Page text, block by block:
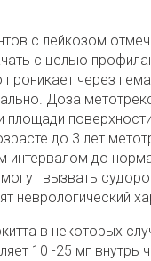
с лейкозом
с целью
через
Доза
до 3 лет
до
вызвать
неврологический
в некоторых
10 -25 мг внутрь